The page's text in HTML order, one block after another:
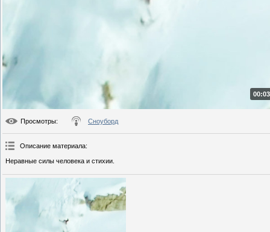
Просмотры: Сноуборд
Описание материала:
Неравные силы человека и стихии.